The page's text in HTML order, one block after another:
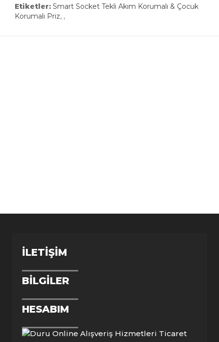
Etiketler: Smart Socket Tekli Akım Korumalı & Çocuk
Korumalı Priz, ,
İLETIŞIM
BILGILER
HESABIM